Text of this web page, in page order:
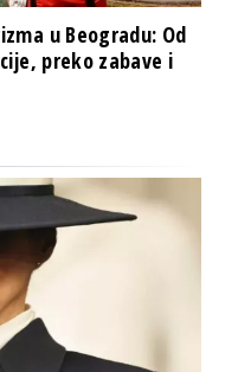
u Beogradu: Od
preko zabave i